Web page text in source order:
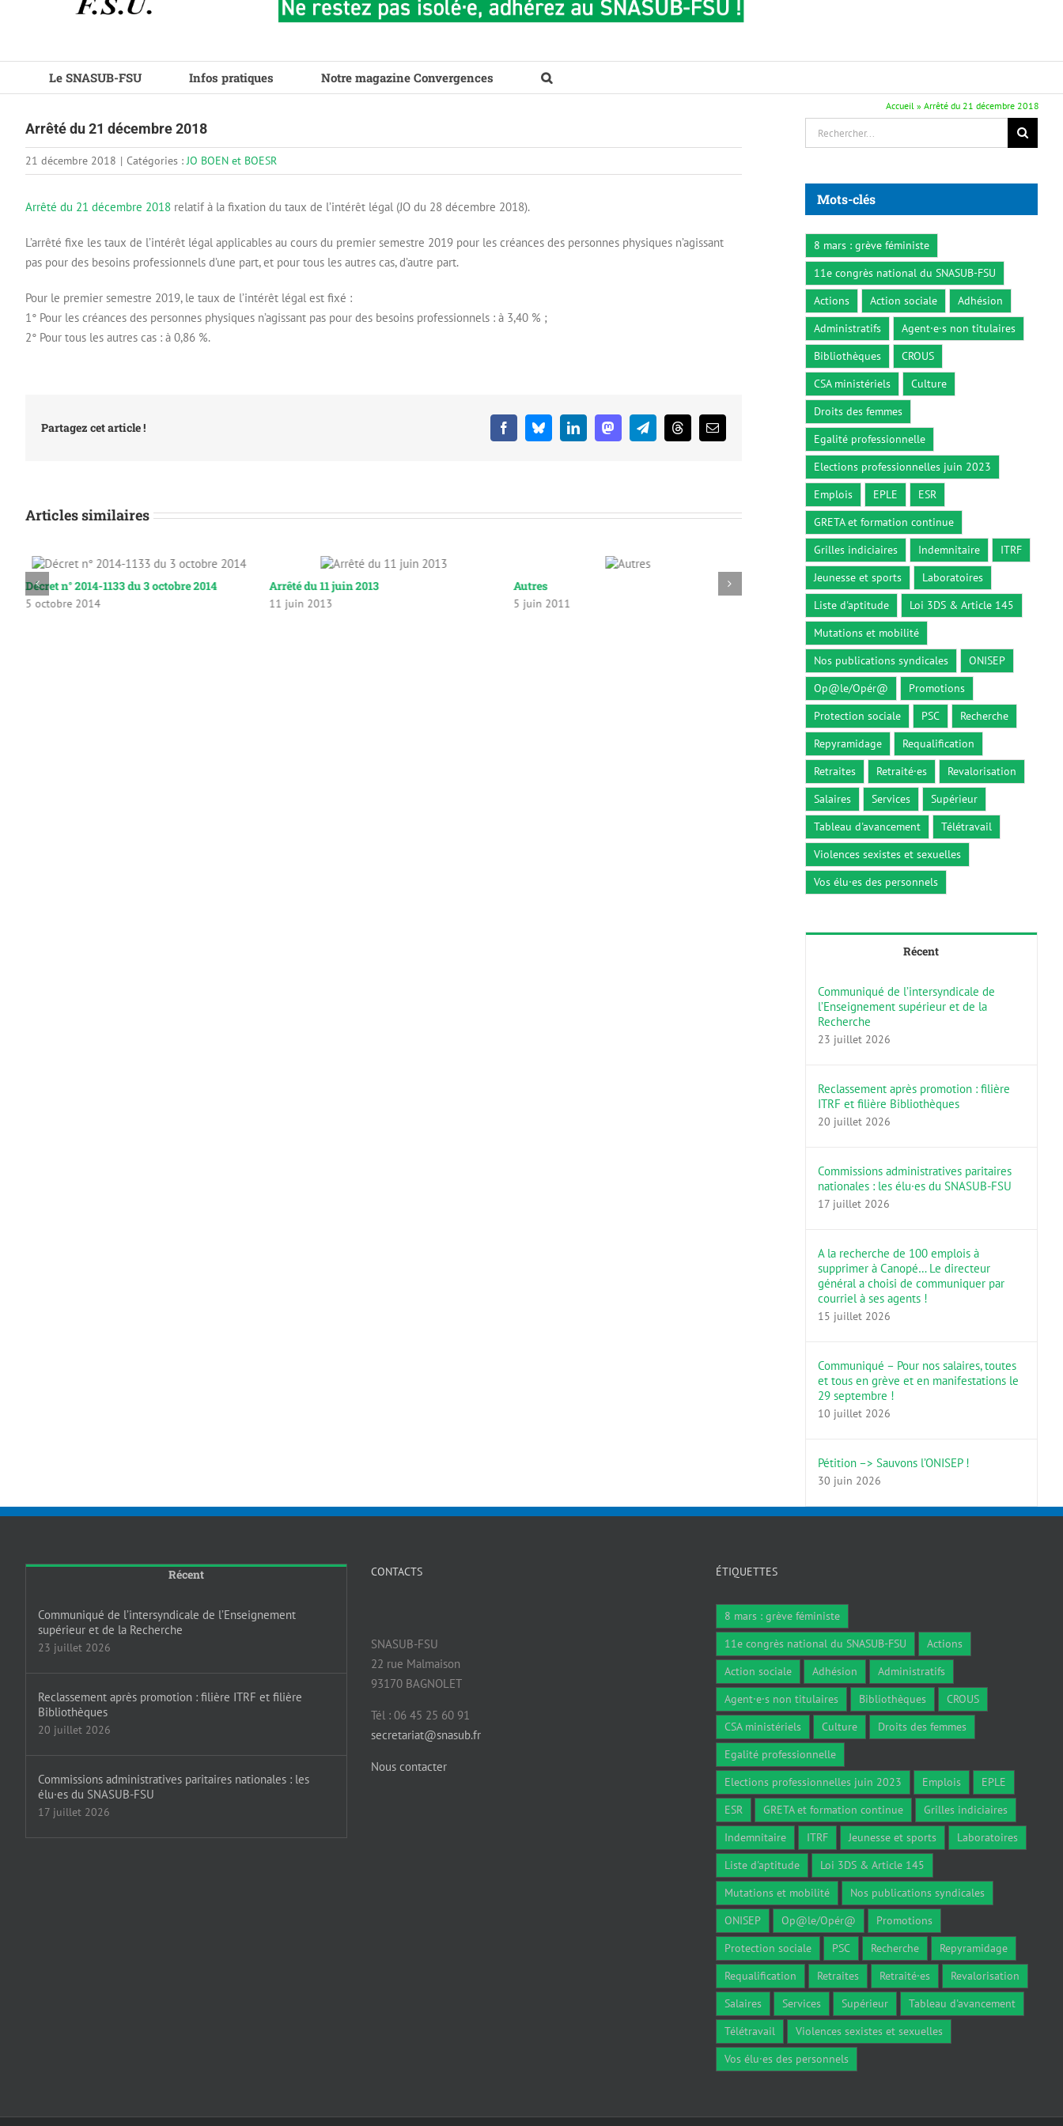
Le SNASUB-FSU Infos pratiques Notre magazine Convergences
Accueil » Arrêté du 21 décembre 2018
Arrêté du 21 décembre 2018
21 décembre 2018 | Catégories :JO BOEN et BOESR
Arrêté du 21 décembre 2018 relatif à la fixation du taux de l’intérêt légal (JO du 28 décembre 2018).
L’arrêté fixe les taux de l’intérêt légal applicables au cours du premier semestre 2019 pour les créances des personnes physiques n’agissant
pas pour des besoins professionnels d’une part, et pour tous les autres cas, d’autre part.
Pour le premier semestre 2019, le taux de l’intérêt légal est fixé :
1° Pour les créances des personnes physiques n’agissant pas pour des besoins professionnels : à 3,40 % ;
2° Pour tous les autres cas : à 0,86 %.
Partagez cet article ! FacebookBlueskyLinkedInMastodonTelegramThreadsEmail
Articles similaires
Décret n° 2014-1133 du 3 octobre 2014
5 octobre 2014
Arrêté du 11 juin 2013
11 juin 2013
Autres
5 juin 2011
Circulaire du 26 décembre 2018
26 décembre 2018 5 octobre
Rechercher:
Mots-clés
8 mars : grève féministe
11e congrès national du SNASUB-FSU
Actions
Action sociale
Adhésion
Administratifs
Agent·e·s non titulaires
Bibliothèques
CROUS
CSA ministériels
Culture
Droits des femmes
Egalité professionnelle
Elections professionnelles juin 2023
Emplois
EPLE
ESR
GRETA et formation continue
Grilles indiciaires
Indemnitaire
ITRF
Jeunesse et sports
Laboratoires
Liste d'aptitude
Loi 3DS & Article 145
Mutations et mobilité
Nos publications syndicales
ONISEP
Op@le/Opér@
Promotions
Protection sociale
PSC
Recherche
Repyramidage
Requalification
Retraites
Retraité·es
Revalorisation
Salaires
Services
Supérieur
Tableau d'avancement
Télétravail
Violences sexistes et sexuelles
Vos élu·es des personnels
Récent
Communiqué de l’intersyndicale de
l’Enseignement supérieur et de la
Recherche
23 juillet 2026
Reclassement après promotion : filière
ITRF et filière Bibliothèques
20 juillet 2026
Commissions administratives paritaires
nationales : les élu·es du SNASUB-FSU
17 juillet 2026
A la recherche de 100 emplois à
supprimer à Canopé… Le directeur
général a choisi de communiquer par
courriel à ses agents !
15 juillet 2026
Communiqué – Pour nos salaires, toutes
et tous en grève et en manifestations le
29 septembre !
10 juillet 2026
Pétition –> Sauvons l’ONISEP !
30 juin 2026
Récent
Communiqué de l’intersyndicale de l’Enseignement
supérieur et de la Recherche
23 juillet 2026
Reclassement après promotion : filière ITRF et filière
Bibliothèques
20 juillet 2026
Commissions administratives paritaires nationales : les
élu·es du SNASUB-FSU
17 juillet 2026
CONTACTS
SNASUB-FSU
22 rue Malmaison
93170 BAGNOLET
Tél : 06 45 25 60 91
secretariat@snasub.fr
Nous contacter
ÉTIQUETTES
8 mars : grève féministe
11e congrès national du SNASUB-FSU
Actions
Action sociale
Adhésion
Administratifs
Agent·e·s non titulaires
Bibliothèques
CROUS
CSA ministériels
Culture
Droits des femmes
Egalité professionnelle
Elections professionnelles juin 2023
Emplois
EPLE
ESR
GRETA et formation continue
Grilles indiciaires
Indemnitaire
ITRF Jeunesse et sports
Laboratoires
Liste d'aptitude
Loi 3DS & Article 145
Mutations et mobilité
Nos publications syndicales
ONISEP
Op@le/Opér@
Promotions
Protection sociale
PSC Recherche
Repyramidage
Requalification
Retraites Retraité·es
Revalorisation
Salaires
Services Supérieur
Tableau d'avancement
Télétravail
Violences sexistes et sexuelles
Vos élu·es des personnels